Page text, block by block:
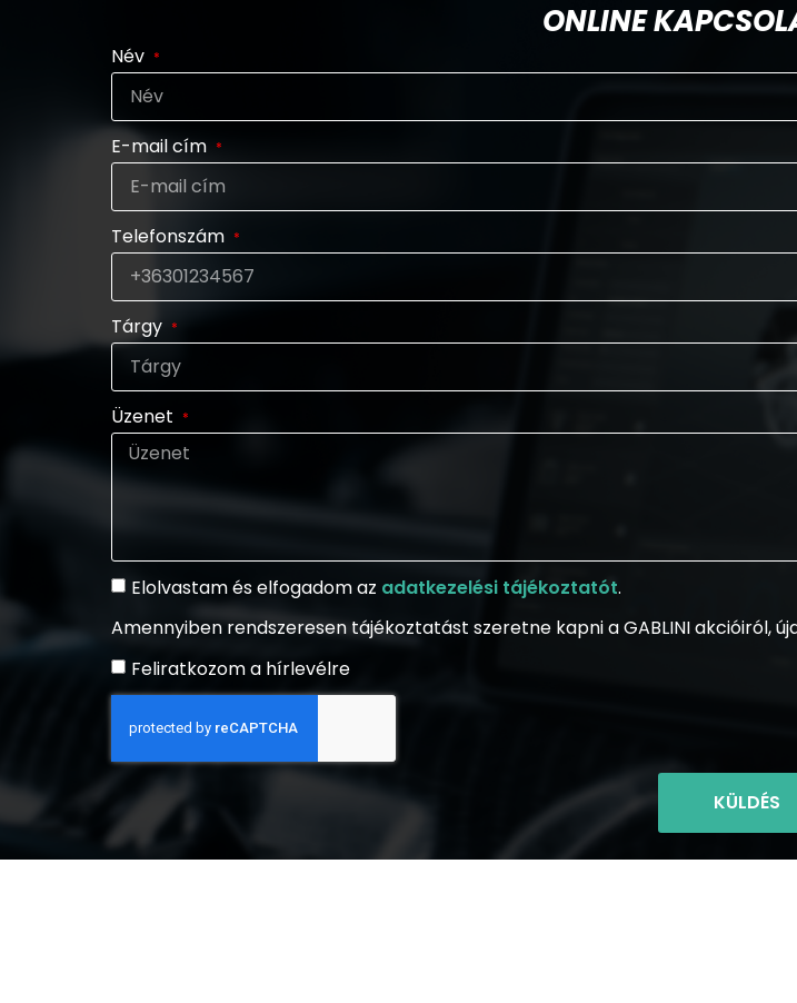
ONLINE
Név
E-mail cím
Telefonszám
Tárgy
Üzenet
Elolvastam és elfogadom az adatkezelési tájékoztatót.
Amennyiben rendszeresen tájékoztatást szeretne kapni a GABLINI akcióiról,
Feliratkozom a hírlevélre
KÜLDÉS